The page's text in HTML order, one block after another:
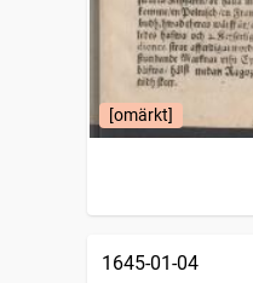
[omärkt]
1645-01-04